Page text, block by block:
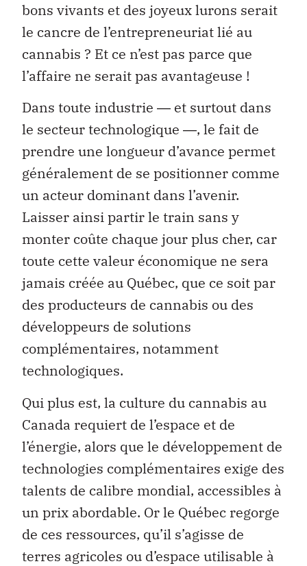
bons vivants et des joyeux lurons serait
le cancre de l’entrepreneuriat lié au
cannabis ? Et ce n’est pas parce que
l’affaire ne serait pas avantageuse !
Dans toute industrie ― et surtout dans
le secteur technologique ―, le fait de
prendre une longueur d’avance permet
généralement de se positionner comme
un acteur dominant dans l’avenir.
Laisser ainsi partir le train sans y
monter coûte chaque jour plus cher, car
toute cette valeur économique ne sera
jamais créée au Québec, que ce soit par
des producteurs de cannabis ou des
développeurs de solutions
complémentaires, notamment
technologiques.
Qui plus est, la culture du cannabis au
Canada requiert de l’espace et de
l’énergie, alors que le développement de
technologies complémentaires exige des
talents de calibre mondial, accessibles à
un prix abordable. Or le Québec regorge
de ces ressources, qu’il s’agisse de
terres agricoles ou d’espace utilisable à